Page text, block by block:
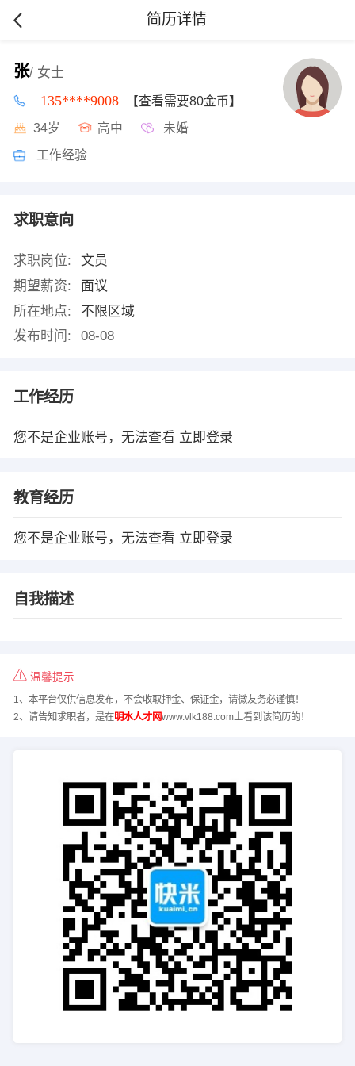
简历详情
张/ 女士
135****9008 【查看需要80金币】
34岁 高中 未婚
工作经验
求职意向
求职岗位:
文员
期望薪资:
面议
所在地点:
不限区域
发布时间:
08-08
工作经历
您不是企业账号，无法查看 立即登录
教育经历
您不是企业账号，无法查看 立即登录
自我描述
温馨提示
1、本平台仅供信息发布，不会收取押金、保证金，请微友务必谨慎！
2、请告知求职者，是在明水人才网www.vlk188.com上看到该简历的！